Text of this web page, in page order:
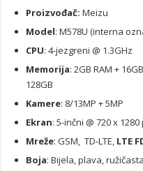
Proizvođač: Meizu
Model: M578U (interna
CPU: 4-jezgreni @ 1.3GHz
Memorija: 2GB RAM +
128GB
Kamere: 8/13MP + 5MP
Ekran: 5-inčni @ 720 x
Mreže: GSM, TD-LTE, LTE
Boja: Bijela, plava,